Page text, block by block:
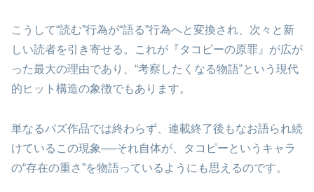
こうして“読む”行為が“語る”行為へと変換され、次々と新
しい読者を引き寄せる。これが『タコピーの原罪』が広が
った最大の理由であり、“考察したくなる物語”という現代
的ヒット構造の象徴でもあります。
単なるバズ作品では終わらず、連載終了後もなお語られ続
けているこの現象──それ自体が、タコピーというキャラ
の“存在の重さ”を物語っているようにも思えるのです。